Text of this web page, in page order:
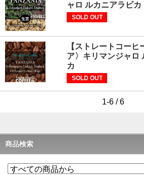
ャロ ルカニアラビカ
SOLD OUT
【ストレートコーヒ
ア〉キリマンジャロ
カ
SOLD OUT
1-6 / 6
商品検索